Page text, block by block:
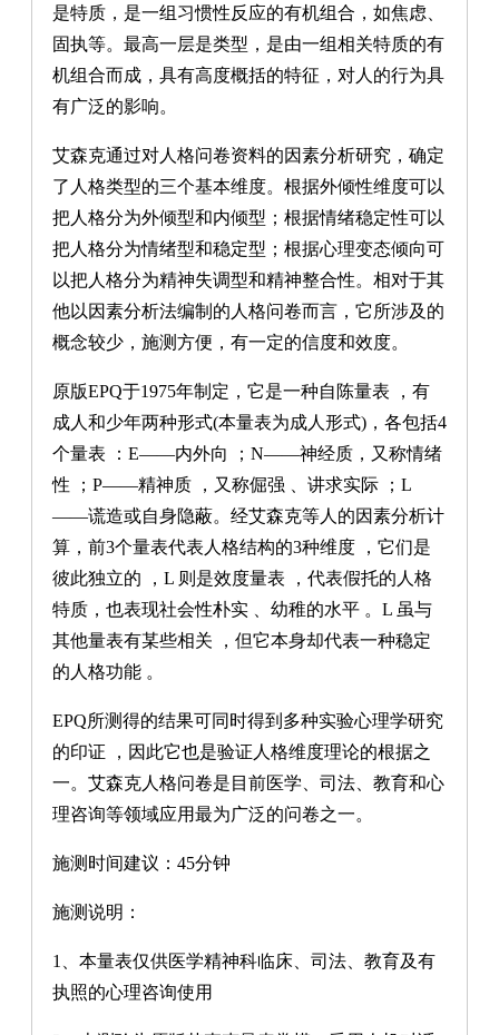
是特质，是一组习惯性反应的有机组合，如焦虑、
固执等。最高一层是类型，是由一组相关特质的有
机组合而成，具有高度概括的特征，对人的行为具
有广泛的影响。
艾森克通过对人格问卷资料的因素分析研究，确定
了人格类型的三个基本维度。根据外倾性维度可以
把人格分为外倾型和内倾型；根据情绪稳定性可以
把人格分为情绪型和稳定型；根据心理变态倾向可
以把人格分为精神失调型和精神整合性。相对于其
他以因素分析法编制的人格问卷而言，它所涉及的
概念较少，施测方便，有一定的信度和效度。
原版EPQ于1975年制定，它是一种自陈量表 ，有
成人和少年两种形式(本量表为成人形式)，各包括4
个量表 ：E——内外向 ；N——神经质，又称情绪
性 ；P——精神质 ，又称倔强 、讲求实际 ；L
——谎造或自身隐蔽。经艾森克等人的因素分析计
算，前3个量表代表人格结构的3种维度 ，它们是
彼此独立的 ，L 则是效度量表 ，代表假托的人格
特质，也表现社会性朴实 、幼稚的水平 。L 虽与
其他量表有某些相关 ，但它本身却代表一种稳定
的人格功能 。
EPQ所测得的结果可同时得到多种实验心理学研究
的印证 ，因此它也是验证人格维度理论的根据之
一。艾森克人格问卷是目前医学、司法、教育和心
理咨询等领域应用最为广泛的问卷之一。
施测时间建议：45分钟
施测说明：
1、本量表仅供医学精神科临床、司法、教育及有
执照的心理咨询使用